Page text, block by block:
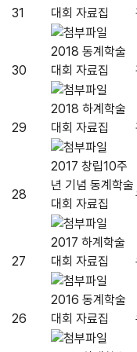
31
대회 자료집
30
2018 동계학술
대회 자료집
29
2018 하계학술
대회 자료집
28
2017 창립10주
년 기념 동계학술
대회 자료집
27
2017 하계학술
대회 자료집
26
2016 동계학술
대회 자료집